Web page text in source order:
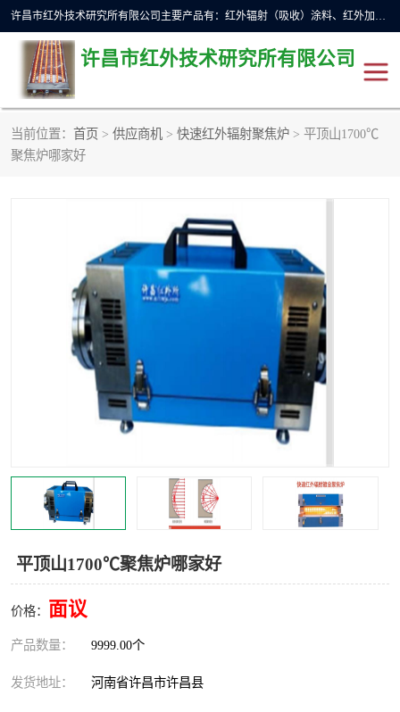
许昌市红外技术研究所有限公司主要产品有：红外辐射（吸收）涂料、红外加热元件、红外辐射加热模块（板）、红外辐射加热炉（箱）、快速红外辐射加热器、系列高端红外加热实验设备、系列红外加热控制器等。
许昌市红外技术研究所有限公司
当前位置： 首页 > 供应商机 > 快速红外辐射聚焦炉 > 平顶山1700℃
聚焦炉哪家好
平顶山1700℃聚焦炉哪家好
价格： 面议
产品数量： 9999.00个
发货地址： 河南省许昌市许昌县
红外加热设备
红外辐射加热模块 定制红外加热实验设备
红外加热元件 红外辐射吸收涂料
高端红外加热实验设备
高温涂料 红外加热控制器
热环境试验设备
快速红外辐射聚焦炉